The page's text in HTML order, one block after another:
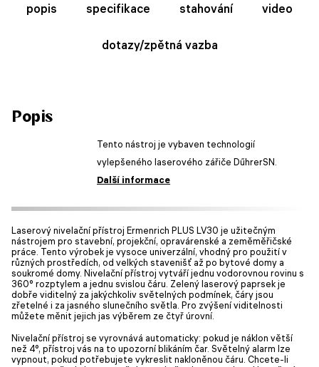
popis specifikace stahování video
dotazy/zpětná vazba
Popis
Tento nástroj je vybaven technologií
vylepšeného laserového zářiče DűhrerSN.
Další informace
Laserový nivelační přístroj Ermenrich PLUS LV30 je užitečným
nástrojem pro stavební, projekční, opravárenské a zeměměřičské
práce. Tento výrobek je vysoce univerzální, vhodný pro použití v
různých prostředích, od velkých stavenišť až po bytové domy a
soukromé domy. Nivelační přístroj vytváří jednu vodorovnou rovinu s
360° rozptylem a jednu svislou čáru. Zelený laserový paprsek je
dobře viditelný za jakýchkoliv světelných podmínek, čáry jsou
zřetelné i za jasného slunečního světla. Pro zvýšení viditelnosti
můžete měnit jejich jas výběrem ze čtyř úrovní.
Nivelační přístroj se vyrovnává automaticky: pokud je náklon větší
než 4°, přístroj vás na to upozorní blikáním čar. Světelný alarm lze
vypnout, pokud potřebujete vykreslit nakloněnou čáru. Chcete-li